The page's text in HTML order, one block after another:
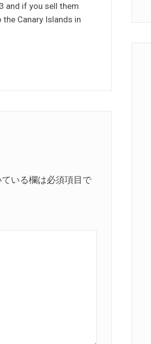
and if you sell them
Canary Islands in
ている欄は必須項目で